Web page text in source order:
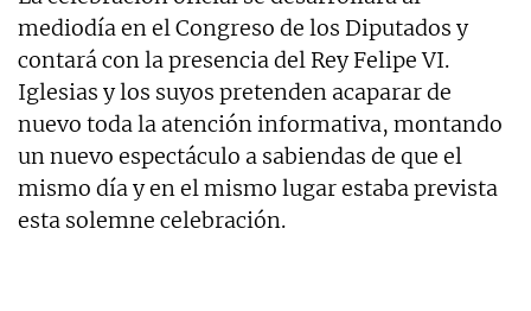
mediodía en el Congreso de los Diputados y
contará con la presencia del Rey Felipe VI.
Iglesias y los suyos pretenden acaparar de
nuevo toda la atención informativa, montando
un nuevo espectáculo a sabiendas de que el
mismo día y en el mismo lugar estaba prevista
esta solemne celebración.